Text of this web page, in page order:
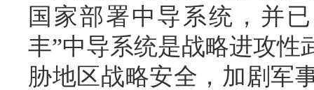
国家部署中导系统，并
丰”中导系统是战略进攻性
胁地区战略安全，加剧军